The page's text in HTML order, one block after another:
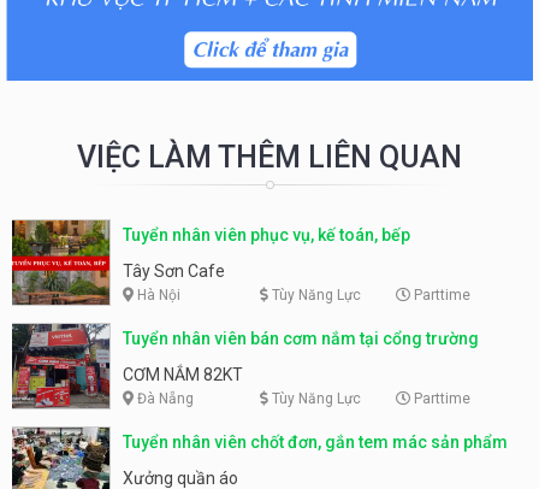
VIỆC LÀM THÊM LIÊN QUAN
Tuyển nhân viên phục vụ, kế toán, bếp
Tây Sơn Cafe
Hà Nội Tùy Năng Lực Parttime
Tuyển nhân viên bán cơm nắm tại cổng trường
CƠM NẮM 82KT
Đà Nẵng Tùy Năng Lực Parttime
Tuyển nhân viên chốt đơn, gắn tem mác sản phẩm
Xưởng quần áo